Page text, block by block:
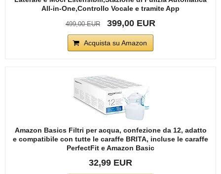
All-in-One,Controllo Vocale e tramite App
499,00 EUR 399,00 EUR
Acquista su Amazon
Amazon Basics Filtri per acqua, confezione da 12, adatto
e compatibile con tutte le caraffe BRITA, incluse le caraffe
PerfectFit e Amazon Basic
32,99 EUR